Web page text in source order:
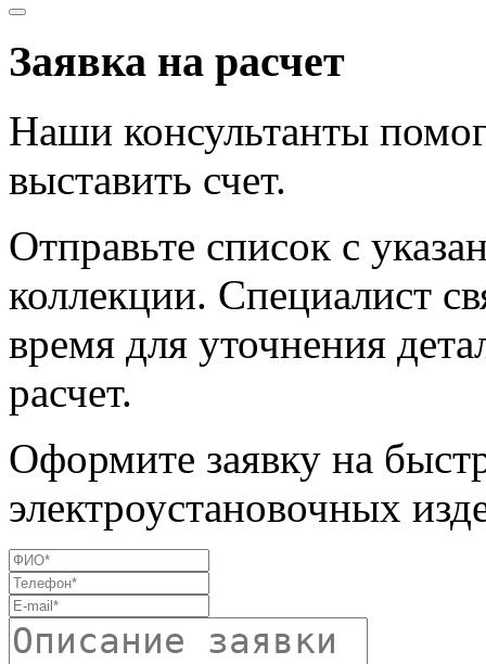
Заявка на расчет
Наши консультанты
выставить счет.
Отправьте список с
коллекции. Специалист
время для уточнения
расчет.
Оформите заявку на
электроустановочных